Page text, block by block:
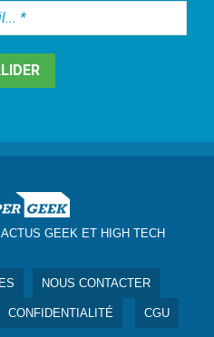
ACTUS GEEK ET HIGH TECH
NOUS CONTACTER
CONFIDENTIALITÉ CGU